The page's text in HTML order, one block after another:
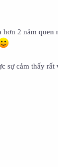
2 năm quen
sự cảm thấy rất